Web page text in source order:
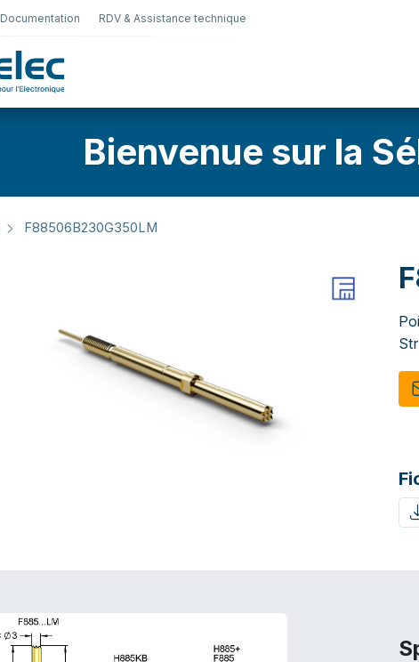
Documentation RDV & Assistance technique
Bienvenue sur la
F88506B230G350LM